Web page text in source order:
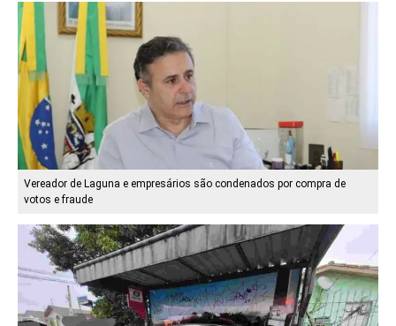
Vereador de Laguna e empresários são condenados por compra de
votos e fraude